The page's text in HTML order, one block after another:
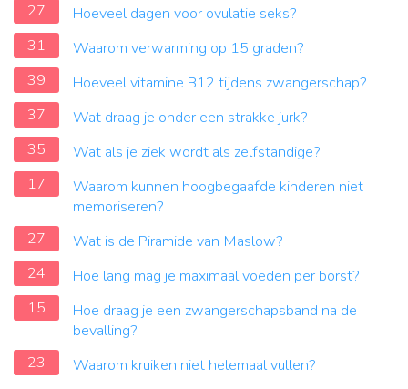
27
Hoeveel dagen voor ovulatie seks?
31
Waarom verwarming op 15 graden?
39
Hoeveel vitamine B12 tijdens zwangerschap?
37
Wat draag je onder een strakke jurk?
35
Wat als je ziek wordt als zelfstandige?
17
Waarom kunnen hoogbegaafde kinderen niet
memoriseren?
27
Wat is de Piramide van Maslow?
24
Hoe lang mag je maximaal voeden per borst?
15
Hoe draag je een zwangerschapsband na de
bevalling?
23
Waarom kruiken niet helemaal vullen?